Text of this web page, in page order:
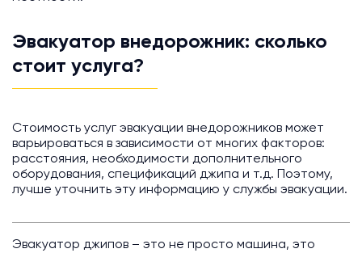
Эвакуатор внедорожник: сколько
стоит услуга?
Стоимость услуг эвакуации внедорожников может
варьироваться в зависимости от многих факторов:
расстояния, необходимости дополнительного
оборудования, спецификаций джипа и т.д. Поэтому,
лучше уточнить эту информацию у службы эвакуации.
Эвакуатор джипов – это не просто машина, это